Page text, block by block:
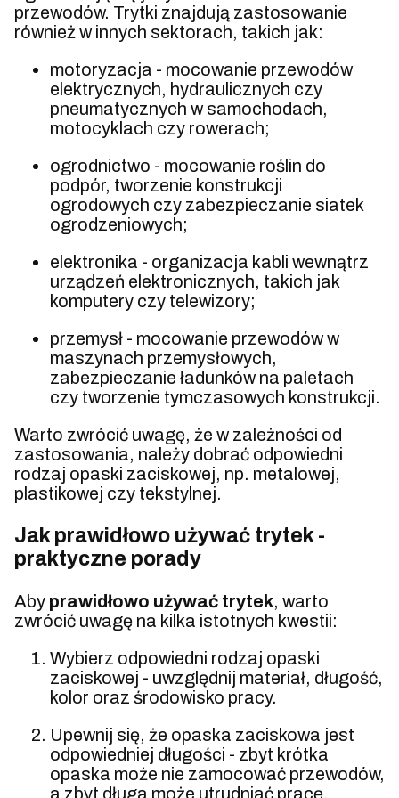
przewodów. Trytki znajdują zastosowanie
również w innych sektorach, takich jak:
motoryzacja - mocowanie przewodów
elektrycznych, hydraulicznych czy
pneumatycznych w samochodach,
motocyklach czy rowerach;
ogrodnictwo - mocowanie roślin do
podpór, tworzenie konstrukcji
ogrodowych czy zabezpieczanie siatek
ogrodzeniowych;
elektronika - organizacja kabli wewnątrz
urządzeń elektronicznych, takich jak
komputery czy telewizory;
przemysł - mocowanie przewodów w
maszynach przemysłowych,
zabezpieczanie ładunków na paletach
czy tworzenie tymczasowych konstrukcji.
Warto zwrócić uwagę, że w zależności od
zastosowania, należy dobrać odpowiedni
rodzaj opaski zaciskowej, np. metalowej,
plastikowej czy tekstylnej.
Jak prawidłowo używać trytek -
praktyczne porady
Aby prawidłowo używać trytek, warto
zwrócić uwagę na kilka istotnych kwestii:
Wybierz odpowiedni rodzaj opaski
zaciskowej - uwzględnij materiał, długość,
kolor oraz środowisko pracy.
Upewnij się, że opaska zaciskowa jest
odpowiedniej długości - zbyt krótka
opaska może nie zamocować przewodów,
a zbyt długa może utrudniać pracę.